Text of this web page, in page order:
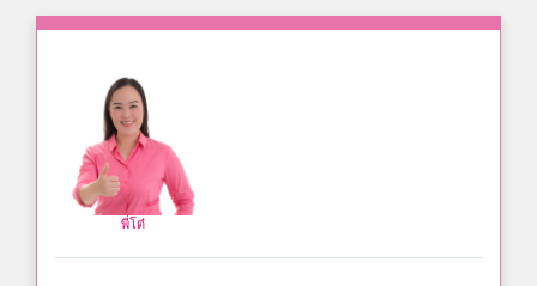
พี่โต๋